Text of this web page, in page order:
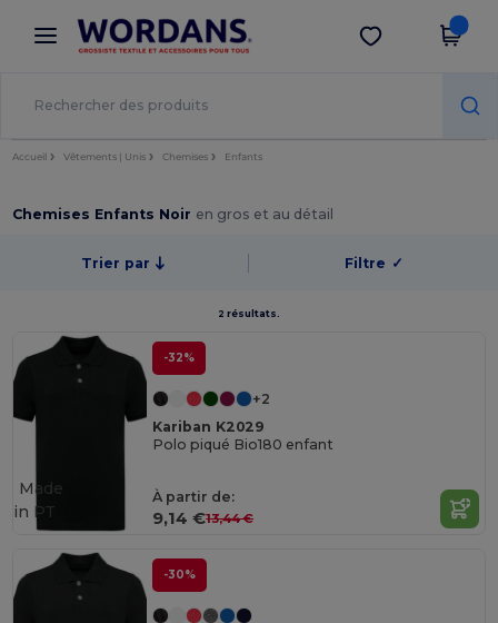
× Appli Wordans
Meilleurs prix sur l’app !
Obtenir l'appli
Accueil Vêtements | Unis Chemises Enfants
Chemises Enfants Noir en gros et au détail
Trier par Filtre ✓
2 résultats.
-32%
+2
Kariban K2029
Polo piqué Bio180 enfant
À partir de:
9,14 €13,44 €
Made
in PT
-30%